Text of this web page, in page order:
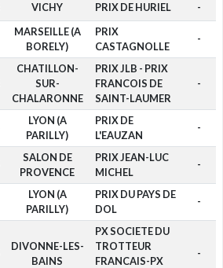
VICHY PRIX DE HURIEL -
MARSEILLE (A
BORELY)
PRIX
CASTAGNOLLE
-
CHATILLON-
SUR-
CHALARONNE
PRIX JLB - PRIX
FRANCOIS DE
SAINT-LAUMER
-
LYON (A
PARILLY)
PRIX DE
L'EAUZAN
-
SALON DE
PROVENCE
PRIX JEAN-LUC
MICHEL
-
LYON (A
PARILLY)
PRIX DU PAYS DE
DOL
-
DIVONNE-LES-
BAINS
PX SOCIETE DU
TROTTEUR
FRANCAIS-PX
-